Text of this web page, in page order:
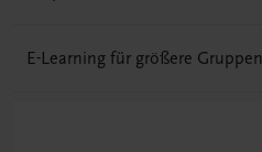
E-Learning für größere Gruppen